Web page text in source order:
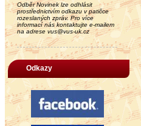
Odběr Novinek lze odhlásit
prostřednictvím odkazu v patičce
rozeslaných zpráv. Pro více
informací nás kontaktujte e-mailem
na adrese vus@vus-uk.cz
Odkazy